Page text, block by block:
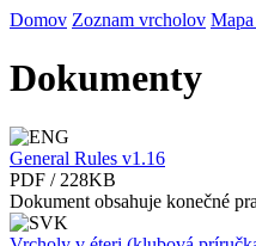
Domov Zoznam vrcholov
Dokumenty
General Rules v1.16
PDF / 228KB
Dokument obsahuje konečné